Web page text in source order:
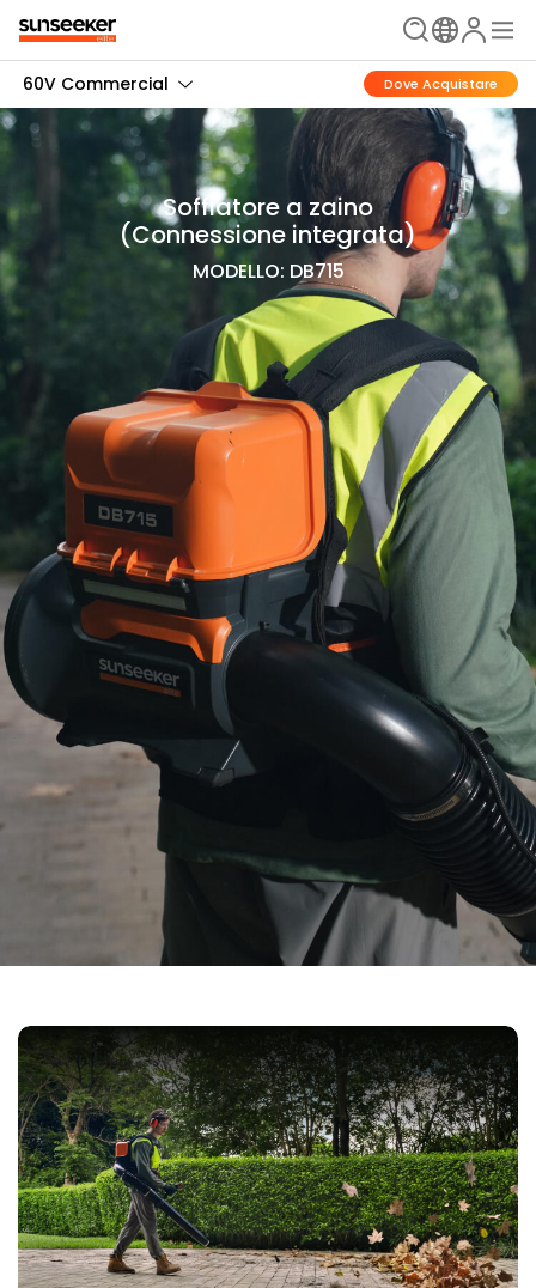
60V Commercial Dove Acquistare
Soffiatore a zaino
(Connessione integrata)
MODELLO: DB715